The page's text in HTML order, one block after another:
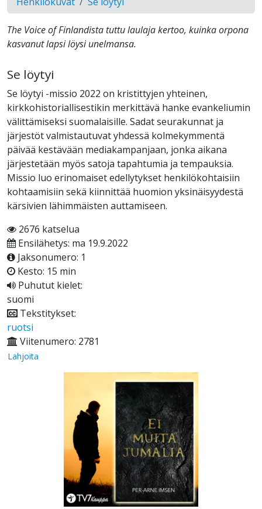
The Voice of Finlandista tuttu laulaja kertoo, kuinka orpona
kasvanut lapsi löysi unelmansa.
Se löytyi
Se löytyi -missio 2022 on kristittyjen yhteinen,
kirkkohistoriallisestikin merkittävä hanke evankeliumin
välittämiseksi suomalaisille. Sadat seurakunnat ja
järjestöt valmistautuvat yhdessä kolmekymmentä
päivää kestävään mediakampanjaan, jonka aikana
järjestetään myös satoja tapahtumia ja tempauksia.
Missio luo erinomaiset edellytykset henkilökohtaisiin
kohtaamisiin sekä kiinnittää huomion yksinäisyydestä
kärsivien lähimmäisten auttamiseen.
2676 katselua
Ensilähetys: ma 19.9.2022
Jaksonumero: 1
Kesto: 15 min
Puhutut kielet:
suomi
Tekstitykset:
ruotsi
Viitenumero: 2781
Lahjoita